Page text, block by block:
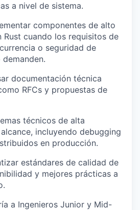
a nivel de sistema.
componentes de alto
Rust cuando los requisitos de
o seguridad de
documentación técnica
RFCs y propuestas de
técnicos de alta
incluyendo debugging
en producción.
estándares de calidad de
y mejores prácticas a
a Ingenieros Junior y Mid-